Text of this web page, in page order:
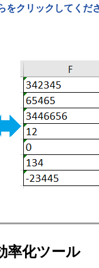
をクリックしてくだ
率化ツール